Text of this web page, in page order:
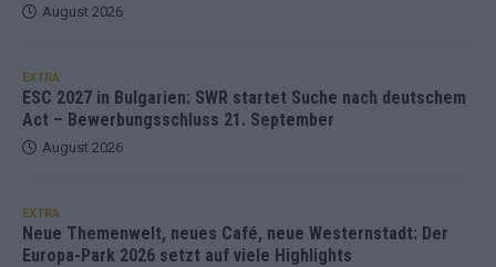
August 2026
EXTRA
ESC 2027 in Bulgarien: SWR startet Suche nach deutschem
Act – Bewerbungsschluss 21. September
August 2026
EXTRA
Neue Themenwelt, neues Café, neue Westernstadt: Der
Europa-Park 2026 setzt auf viele Highlights